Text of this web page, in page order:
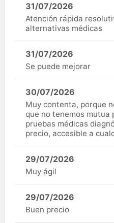
31/07/2026
Atención rápida
alternativas médicas
31/07/2026
Se puede mejorar
30/07/2026
Muy contenta, porque
que no tenemos mutua
pruebas médicas
precio, accesible a
29/07/2026
Muy ágil
29/07/2026
Buen precio